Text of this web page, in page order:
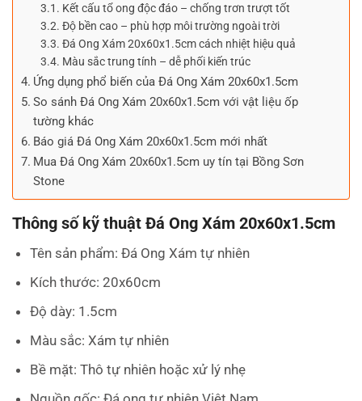
Kết cấu tổ ong độc đáo – chống trơn trượt tốt
Độ bền cao – phù hợp môi trường ngoài trời
Đá Ong Xám 20x60x1.5cm cách nhiệt hiệu quả
Màu sắc trung tính – dễ phối kiến trúc
Ứng dụng phổ biến của Đá Ong Xám 20x60x1.5cm
So sánh Đá Ong Xám 20x60x1.5cm với vật liệu ốp
tường khác
Báo giá Đá Ong Xám 20x60x1.5cm mới nhất
Mua Đá Ong Xám 20x60x1.5cm uy tín tại Bồng Sơn
Stone
Thông số kỹ thuật Đá Ong Xám 20x60x1.5cm
Tên sản phẩm: Đá Ong Xám tự nhiên
Kích thước: 20x60cm
Độ dày: 1.5cm
Màu sắc: Xám tự nhiên
Bề mặt: Thô tự nhiên hoặc xử lý nhẹ